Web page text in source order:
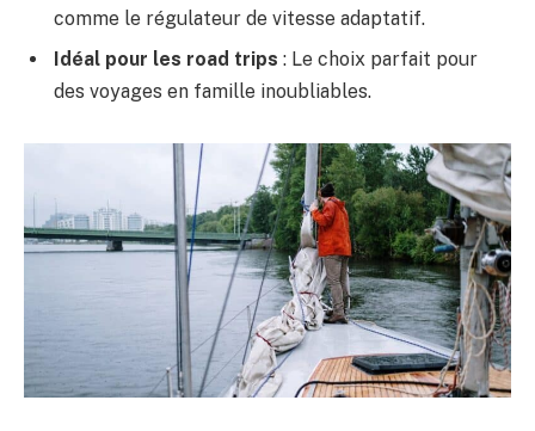
comme le régulateur de vitesse adaptatif.
Idéal pour les road trips : Le choix parfait pour
des voyages en famille inoubliables.